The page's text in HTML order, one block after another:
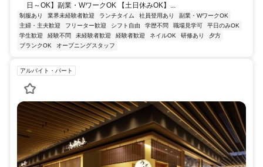
日～OK】副業・WワークOK 【土日休みOK】...
制服あり 業界未経験者歓迎 ランチタイム 社員登用あり
副業・WワークOK
主婦・主夫歓迎
フリーター歓迎 シフト自由 学歴不問 職場見学可
平日のみOK
学生歓迎
経験不問 未経験者歓迎 経験者歓迎 ネイルOK 研修あり
夕方
ブランクOK
オープニングスタッフ
アルバイト・パート